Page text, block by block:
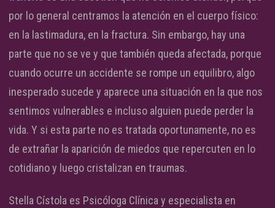
por lo general centramos la atención en el cuerpo físico:
en la lastimadura, en la fractura. Sin embargo, hay una
parte que no se ve y que también queda afectada, porque
cuando ocurre un accidente se rompe un equilibro, algo
inesperado sucede y aparece una situación en la que nos
sentimos vulnerables e incluso alguien puede perder la
vida. Y si esta parte no es tratada oportunamente, no es
de extrañar la aparición de miedos que repercuten en lo
cotidiano y luego cristalizan en traumas.
Stella Cístola es Psicóloga Clínica y especialista en